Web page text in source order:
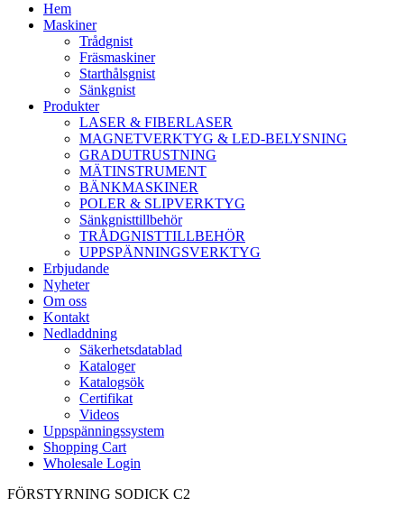
Hem
Maskiner
Trådgnist
Fräsmaskiner
Starthålsgnist
Sänkgnist
Produkter
LASER & FIBERLASER
MAGNETVERKTYG & LED-BELYSNING
GRADUTRUSTNING
MÄTINSTRUMENT
BÄNKMASKINER
POLER & SLIPVERKTYG
Sänkgnisttillbehör
TRÅDGNISTTILLBEHÖR
UPPSPÄNNINGSVERKTYG
Erbjudande
Nyheter
Om oss
Kontakt
Nedladdning
Säkerhetsdatablad
Kataloger
Katalogsök
Certifikat
Videos
Uppspänningssystem
Shopping Cart
Wholesale Login
FÖRSTYRNING SODICK C2